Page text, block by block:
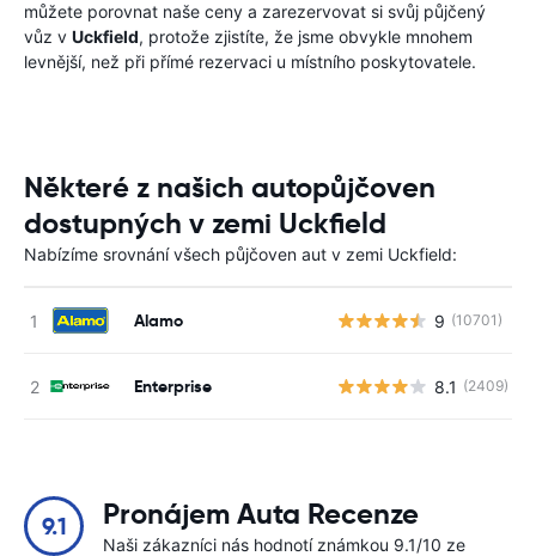
můžete porovnat naše ceny a zarezervovat si svůj půjčený
vůz v Uckfield, protože zjistíte, že jsme obvykle mnohem
levnější, než při přímé rezervaci u místního poskytovatele.
Některé z našich autopůjčoven
dostupných v zemi Uckfield
Nabízíme srovnání všech půjčoven aut v zemi Uckfield:
Alamo 9 (10701)
Enterprise 8.1 (2409)
9.1 Pronájem Auta Recenze
Naši zákazníci nás hodnotí známkou 9.1/10 ze